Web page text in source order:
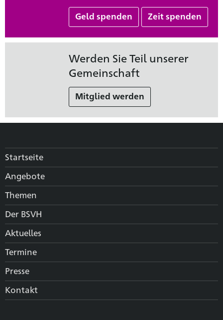
Geld spenden Zeit spenden
Werden Sie Teil unserer
Gemeinschaft
Mitglied werden
Startseite
Angebote
Themen
Der BSVH
Aktuelles
Termine
Presse
Kontakt